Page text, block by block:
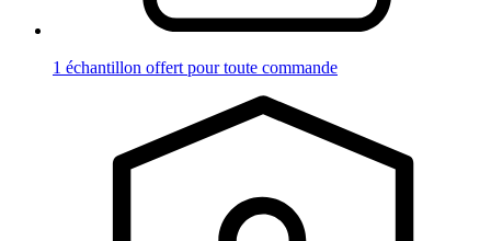
1 échantillon offert pour toute commande